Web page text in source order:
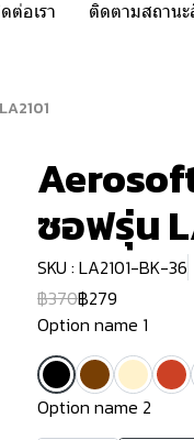
ต่อเรา ติดตามสถาน
ซอฟรุ่น
SKU : LA2101-BK-36
฿370฿279
Option name 1
Option name 2